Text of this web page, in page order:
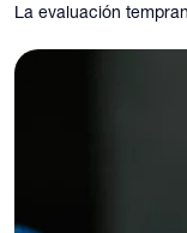
La evaluación